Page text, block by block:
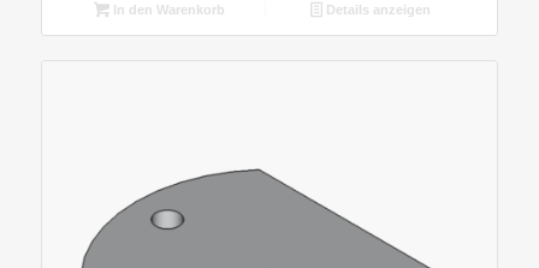
In den Warenkorb Details anzeigen